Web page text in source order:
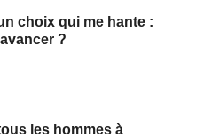
choix qui me hante :
?
les hommes à